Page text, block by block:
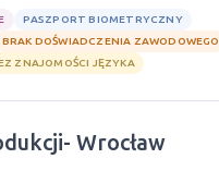
PASZPORT BIOMETRYCZNY
BRAK DOŚWIADCZENIA ZAWODOWEGO
ZNAJOMOŚCI JĘZYKA
Wrocław